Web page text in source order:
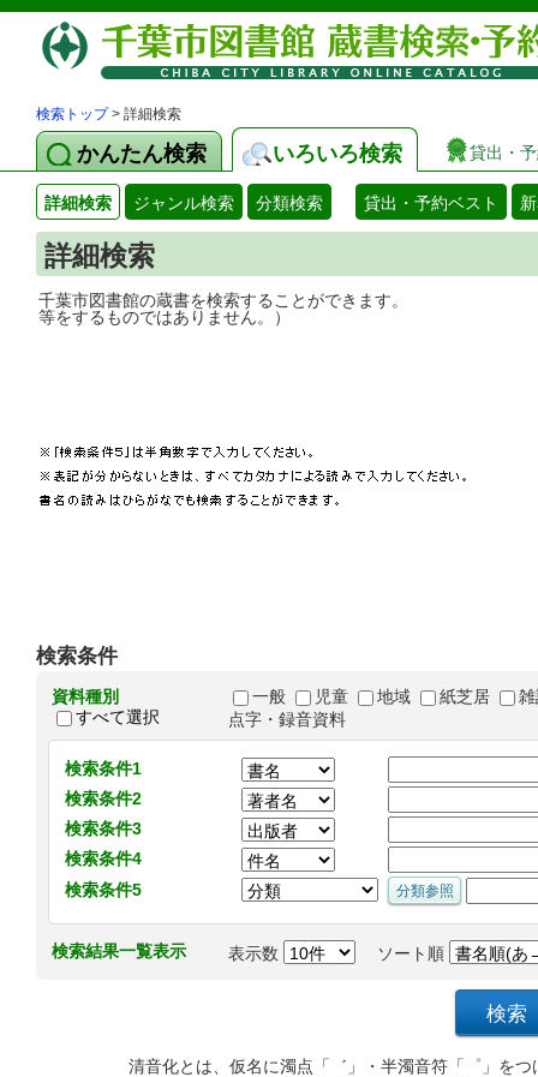
検索トップ> 詳細検索
かんたん検索 いろいろ検索 貸出・
詳細検索 ジャンル検索 分類検索 貸出・予約ベスト
詳細検索
千葉市図書館の蔵書を検索することがで
等をするものではありません。）
検索条件
資料種別
すべて選択
一般 児童 地域 紙芝居
点字・録音資料
検索条件1
検索条件2
検索条件3
検索条件4
検索条件5
検索結果一覧表示 表示数 ソート順
清音化とは、仮名に濁点「゛」・半濁音符「゜」を